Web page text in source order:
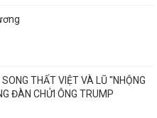
THẤT VIỆT VÀ LŨ "NHỘNG
ĐÀN CHỬI ÔNG TRUMP